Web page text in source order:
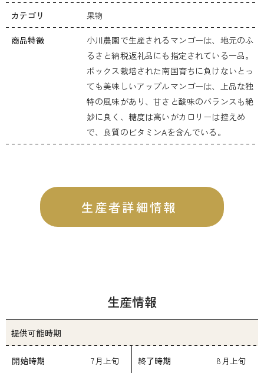
カテゴリ 果物
商品特徴
小川農園で生産されるマンゴーは、地元のふ
るさと納税返礼品にも指定されている一品。
ボックス栽培された南国育ちに負けないとっ
ても美味しいアップルマンゴーは、上品な独
特の風味があり、甘さと酸味のバランスも絶
妙に良く、糖度は高いがカロリーは控えめ
で、良質のビタミンAを含んでいる。
生産者詳細情報
生産情報
提供可能時期
開始時期 7月上旬 終了時期 8月上旬